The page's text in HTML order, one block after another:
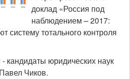
доклад «Россия под
наблюдением – 2017:
систему тотального контроля
кандидаты юридических наук
Чиков.